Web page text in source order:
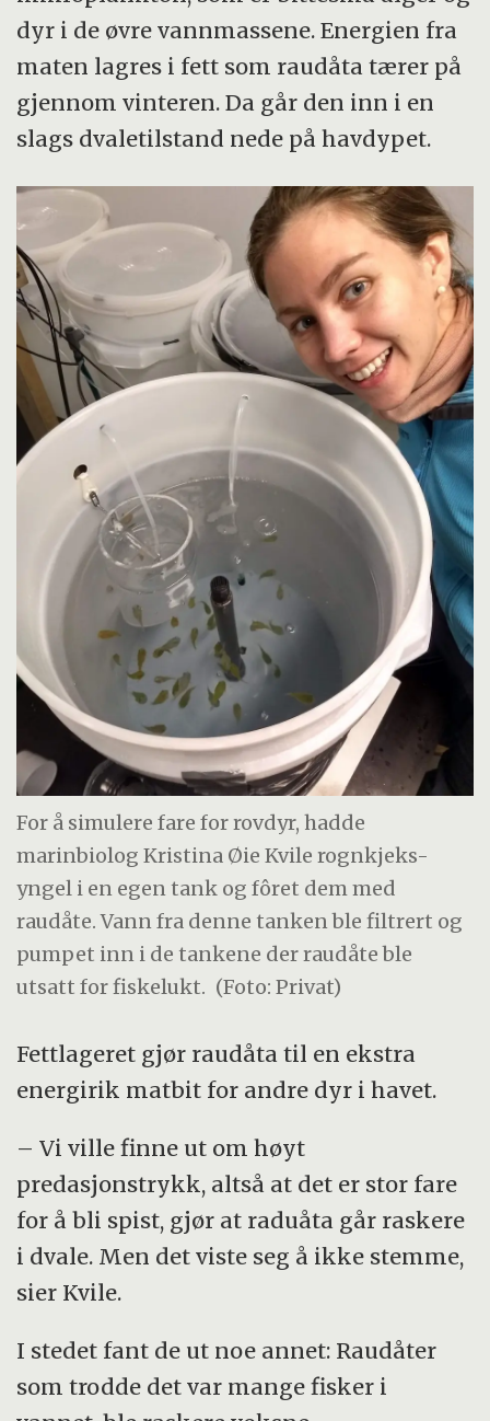
dyr i de øvre vannmassene. Energien fra
maten lagres i fett som raudåta tærer på
gjennom vinteren. Da går den inn i en
slags dvaletilstand nede på havdypet.
For å simulere fare for rovdyr, hadde
marinbiolog Kristina Øie Kvile rognkjeks-
yngel i en egen tank og fôret dem med
raudåte. Vann fra denne tanken ble filtrert og
pumpet inn i de tankene der raudåte ble
utsatt for fiskelukt. (Foto: Privat)
Fettlageret gjør raudåta til en ekstra
energirik matbit for andre dyr i havet.
– Vi ville finne ut om høyt
predasjonstrykk, altså at det er stor fare
for å bli spist, gjør at raduåta går raskere
i dvale. Men det viste seg å ikke stemme,
sier Kvile.
I stedet fant de ut noe annet: Raudåter
som trodde det var mange fisker i